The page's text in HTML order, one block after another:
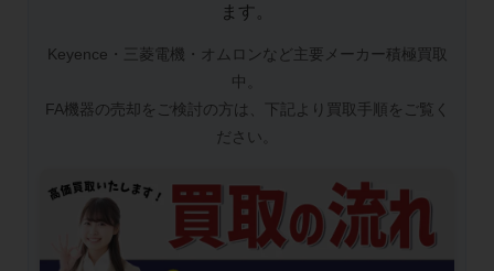
ます。
Keyence・三菱電機・オムロンなど主要メーカー積極買取
中。
FA機器の売却をご検討の方は、下記より買取手順をご覧く
ださい。